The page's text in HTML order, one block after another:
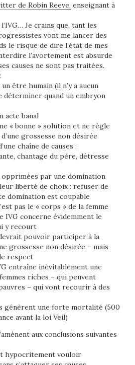
de Robin Reeve, enseignant à
Je crains que, tant les
vont me lancer des
le risque de dire l’état de mes
l’avortement est absurde
causes ne sont pas traitées.
être humain (il n’y a aucun
déterminer quand un embryon
acte banal
« bonne » solution et ne règle
grossesse non désirée
chaîne de causes :
chantage du père, détresse
par une domination
liberté de choix : refuser de
domination est coupable
pas le « corps » de la femme
IVG concerne évidemment le
y recourt
pouvoir participer à la
grossesse non désirée – mais
respect
entraîne inévitablement une
riches – qui peuvent
– qui vont recourir à des
génèrent une forte mortalité (500
avant la loi Veil)
aux conclusions suivantes
hypocritement vouloir